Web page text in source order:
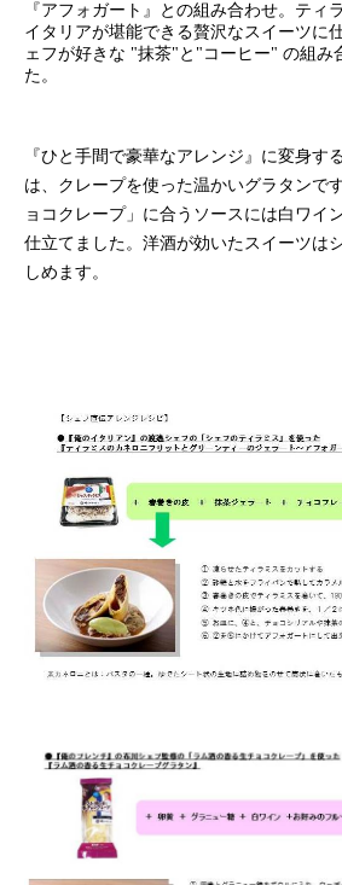
『アフォガート』との組み合わせ。ティ
イタリアが堪能できる贅沢なスイーツに
ェフが好きな "抹茶"と"コーヒー" の組み
た。
『ひと手間で豪華なアレンジ』に変身す
は、クレープを使った温かいグラタンで
ョコクレープ」に合うソースには白ワイ
仕立てました。洋酒が効いたスイーツは
しめます。